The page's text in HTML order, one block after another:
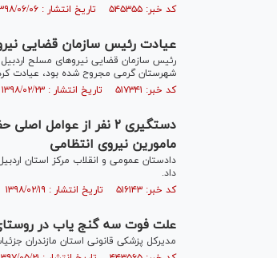
کد خبر: ۵۴۵۳۵۵ تاریخ انتشار : ۱۳۹۸/۰۶/۰۶
عیادت رئیس سازمان قضایی
رئیس سازمان قضایی نیرو‌های مسلح اردبیل
شهرستان گرمی مجروح شده بود، عیادت
کد خبر: ۵۱۷۳۴۱ تاریخ انتشار : ۱۳۹۸/۰۲/۲۳
دستگیری ۲ نفر از
مامورین نیروی انتظامی
داد.
کد خبر: ۵۱۶۱۴۳ تاریخ انتشار : ۱۳۹۸/۰۲/۱۹
علت فوت سه گنج یاب در
مدیرکل پزشکی قانونی استان مازندران